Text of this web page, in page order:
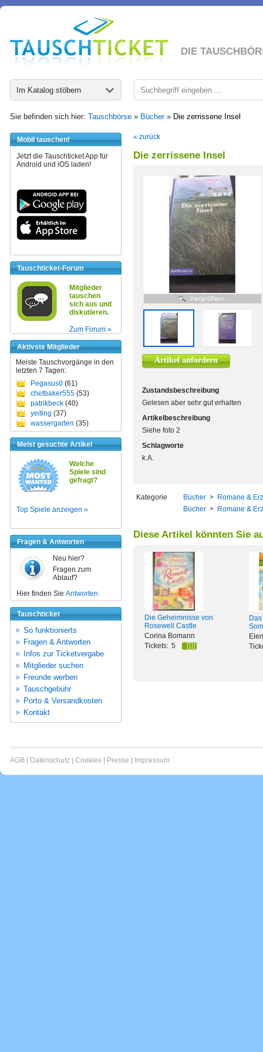
DIE
Im Katalog stöbern
Sie befinden sich hier: Tauschbörse » Bücher» Die zerrissene Insel
Mobil tauschen!
Jetzt die Tauschticket App für
Android und iOS laden!
Tauschticket-Forum
Mitglieder
tauschen
sich aus und
diskutieren.
Zum Forum »
Aktivste Mitglieder
Meiste Tauschvorgänge in den
letzten 7 Tagen:
Pegasus0 (61)
chetbaker555 (53)
patrikbeck (40)
yeiting (37)
wassergarten (35)
Meist gesuchte Artikel
Welche
Spiele sind
gefragt?
Top Spiele anzeigen »
Fragen & Antworten
Neu hier?
Fragen zum
Ablauf?
Hier finden Sie Antworten
Tauschticket
So funktionierts
Fragen & Antworten
Infos zur Ticketvergabe
Mitglieder suchen
Freunde werben
Tauschgebühr
Porto & Versandkosten
Kontakt
« zurück
Die zerrissene Insel
Artikel anfordern
Zustandsbeschreibung
Gelesen aber sehr gut erhalten
Artikelbeschreibung
Siehe foto 2
Schlagworte
k.A.
Kategorie Bücher > Romane &
Bücher > Romane &
Diese Artikel könnten Sie
Die Geheimnisse von
Rosewell Castle
Corina Bomann
Tickets: 5
AGB Datenschutz Cookies Presse Impressum